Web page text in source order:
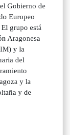
Gobierno de
Europeo
grupo está
Aragonesa
y la
del
y la
y de